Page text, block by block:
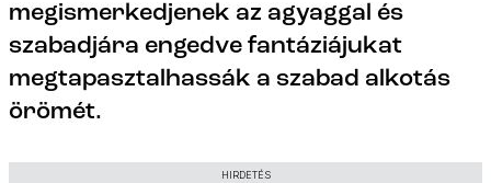
megismerkedjenek az agyaggal és
szabadjára engedve fantáziájukat
megtapasztalhassák a szabad alkotás
örömét.
HIRDETÉS